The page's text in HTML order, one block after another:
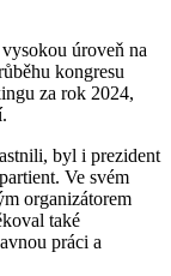
úroveň na
kongresu
za rok 2024,
byl i prezident
Ve svém
organizátorem
také
práci a